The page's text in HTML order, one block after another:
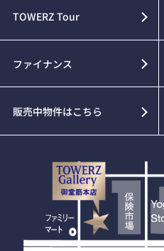
TOWERZ Tour
ファイナンス
販売中物件はこちら